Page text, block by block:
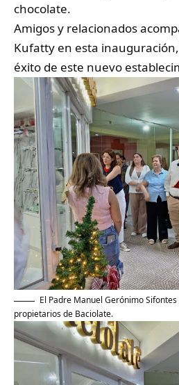
chocolate.
Amigos y relacionados
Kufatty en esta
éxito de este nuevo
El Padre Manuel Gerónimo
propietarios de Baciolate.